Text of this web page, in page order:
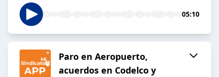
05:10
Paro en Aeropuerto,
acuerdos en Codelco y